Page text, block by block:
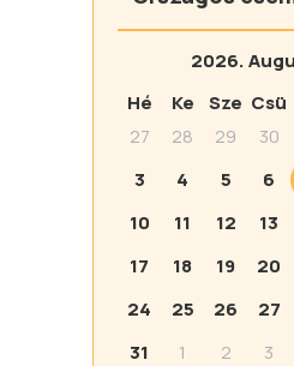
2026.
Hé
Ke Sze Csü
27
28 29 30
3
4 5 6
10
11 12 13
17
18 19 20
24
25 26 27
31
1 2 3